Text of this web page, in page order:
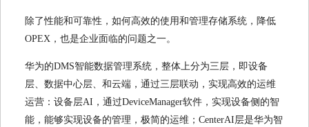
除了性能和可靠性，如何高效的使用和管理存储系统，降低
OPEX，也是企业面临的问题之一。
华为的DMS智能数据管理系统，整体上分为三层，即设备
层、数据中心层、和云端，通过三层联动，实现高效的运维
运营：设备层AI，通过DeviceManager软件，实现设备侧的智
能，能够实现设备的管理，极简的运维；CenterAI层是华为智